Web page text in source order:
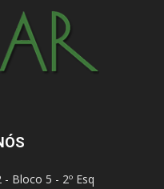
- Bloco 5 - 2º Esq